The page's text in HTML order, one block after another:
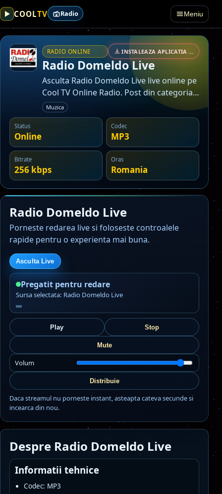
COOLTV Radio Meniu
RADIO ONLINE INSTALEAZA APLICATIA • SECURIZAT
Radio Domeldo Live
Asculta Radio Domeldo Live live online pe
Cool TV Online Radio. Post din categoria
muzica.
Muzica
Status
Online
Codec
MP3
Bitrate
256 kbps
Oras
Romania
Radio Domeldo Live
Porneste redarea live si foloseste controalele
rapide pentru o experienta mai buna.
Asculta Live
Pregatit pentru redare
Sursa selectata: Radio Domeldo Live
Play Stop
Mute
Volum
Distribuie
Daca streamul nu porneste instant, asteapta cateva secunde si
incearca din nou.
Despre Radio Domeldo Live
Informatii tehnice
Codec: MP3